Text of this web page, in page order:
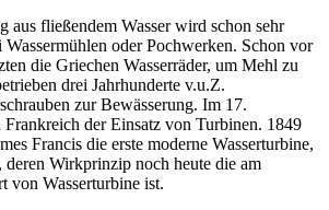
aus fließendem Wasser wird schon sehr
oder Pochwerken. Schon vor
die Griechen Wasserräder, um Mehl zu
drei Jahrhunderte v.u.Z.
zur Bewässerung. Im 17.
Frankreich der Einsatz von Turbinen. 1849
Francis die erste moderne Wasserturbine,
deren Wirkprinzip noch heute die am
von Wasserturbine ist.